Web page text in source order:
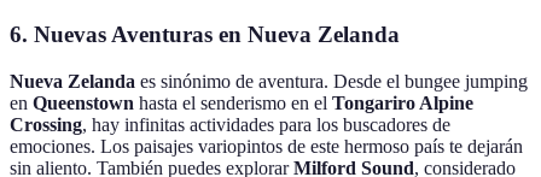
6. Nuevas Aventuras en Nueva Zelanda
Nueva Zelanda es sinónimo de aventura. Desde el bungee jumping
en Queenstown hasta el senderismo en el Tongariro Alpine
Crossing, hay infinitas actividades para los buscadores de
emociones. Los paisajes variopintos de este hermoso país te dejarán
sin aliento. También puedes explorarMilford Sound, considerado